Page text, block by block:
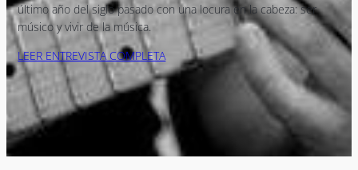
último año del siglo pasado con una locura en la cabeza: ser
músico y vivir de la música.
LEER ENTREVISTA COMPLETA